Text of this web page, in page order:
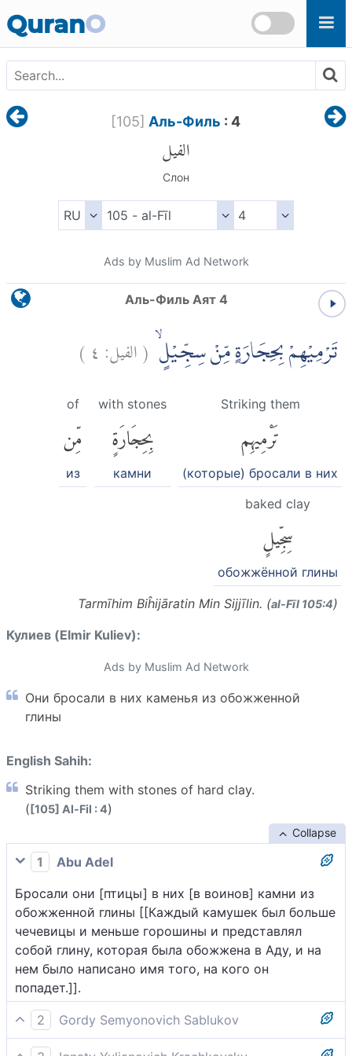
QuranO
[105] Аль-Филь : 4
الفيل
Слон
Ads by Muslim Ad Network
Аль-Филь Аят 4
تَرْمِيْهِمْ بِحِجَارَةٍ مِّنْ سِجِّيْلٍۙ (الفيل: ٤)
Striking them
تَرْمِيهِم
(которые) бросали в них
with stones
بِحِجَارَةٍ
камни
of
مِّن
из
baked clay
سِجِّيلٍ
обожжённой глины
Tarmīhim Biĥijāratin Min Sijjīlin. (al-Fīl 105:4)
Кулиев (Elmir Kuliev):
Ads by Muslim Ad Network
Они бросали в них каменья из обожженной
глины
English Sahih:
Striking them with stones of hard clay.
([105] Al-Fil : 4)
Collapse
1
Abu Adel
Бросали они [птицы] в них [в воинов] камни из
обожженной глины [[Каждый камушек был больше
чечевицы и меньше горошины и представлял
собой глину, которая была обожжена в Аду, и на
нем было написано имя того, на кого он
попадет.]].
2
Gordy Semyonovich Sablukov
Они бросали в них камни из обоженных глиняных